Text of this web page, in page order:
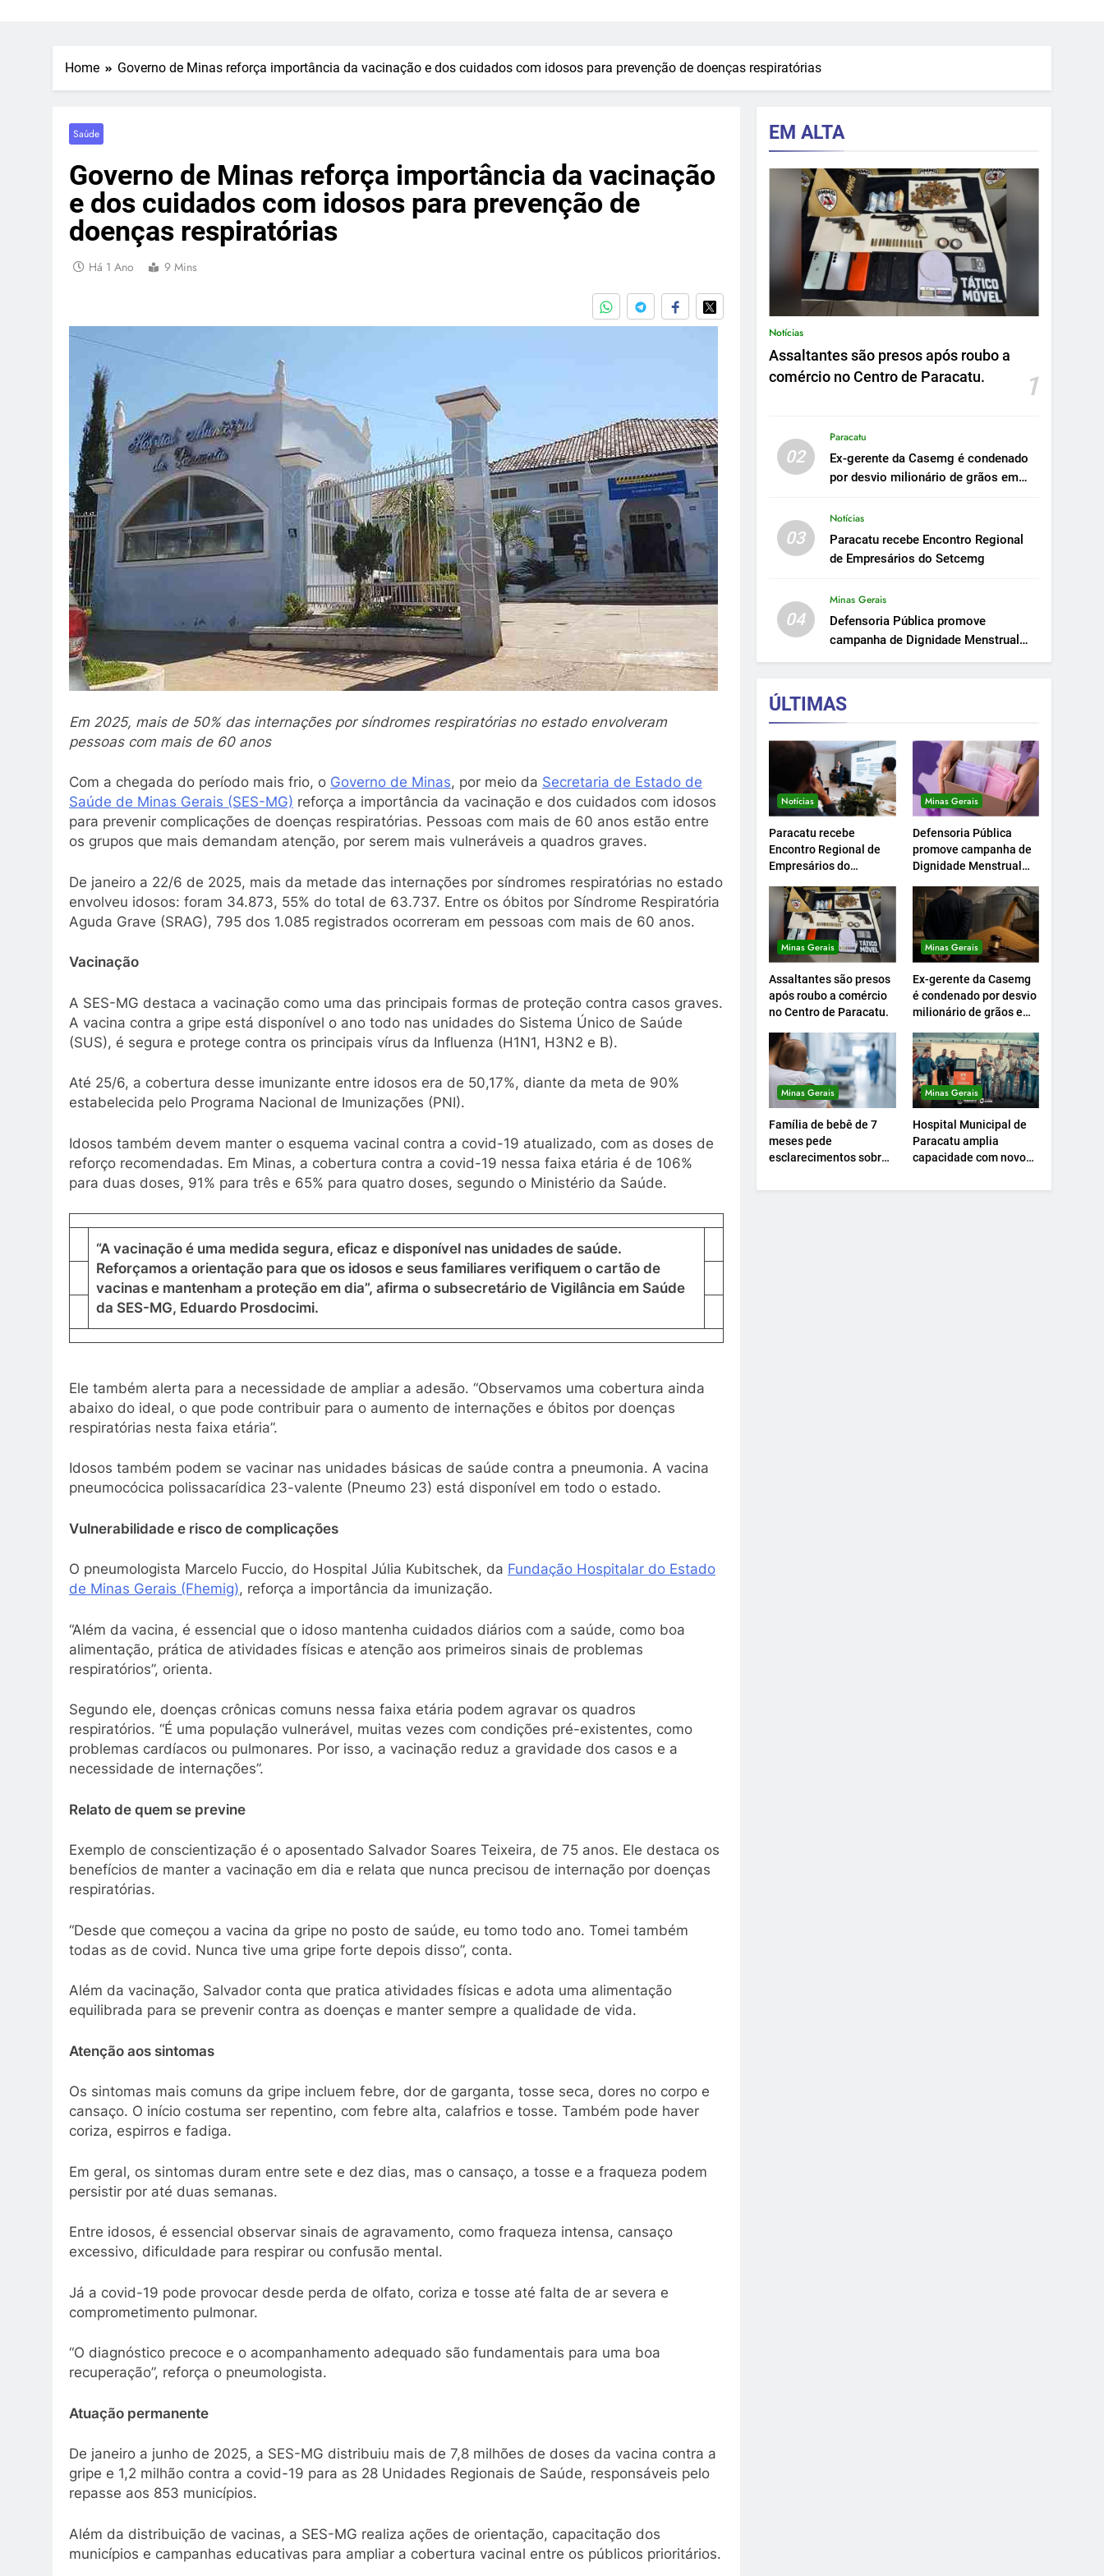
Home Governo de Minas reforça importância da vacinação e dos cuidados com idosos para prevenção de doenças respiratórias
Saúde
Governo de Minas reforça importância da vacinação
e dos cuidados com idosos para prevenção de
doenças respiratórias
Há 1 Ano 9 Mins
Em 2025, mais de 50% das internações por síndromes respiratórias no estado envolveram
pessoas com mais de 60 anos
Com a chegada do período mais frio, o Governo de Minas, por meio da Secretaria de Estado de
Saúde de Minas Gerais (SES-MG) reforça a importância da vacinação e dos cuidados com idosos
para prevenir complicações de doenças respiratórias. Pessoas com mais de 60 anos estão entre
os grupos que mais demandam atenção, por serem mais vulneráveis a quadros graves.
De janeiro a 22/6 de 2025, mais da metade das internações por síndromes respiratórias no estado
envolveu idosos: foram 34.873, 55% do total de 63.737. Entre os óbitos por Síndrome Respiratória
Aguda Grave (SRAG), 795 dos 1.085 registrados ocorreram em pessoas com mais de 60 anos.
Vacinação
A SES-MG destaca a vacinação como uma das principais formas de proteção contra casos graves.
A vacina contra a gripe está disponível o ano todo nas unidades do Sistema Único de Saúde
(SUS), é segura e protege contra os principais vírus da Influenza (H1N1, H3N2 e B).
Até 25/6, a cobertura desse imunizante entre idosos era de 50,17%, diante da meta de 90%
estabelecida pelo Programa Nacional de Imunizações (PNI).
Idosos também devem manter o esquema vacinal contra a covid-19 atualizado, com as doses de
reforço recomendadas. Em Minas, a cobertura contra a covid-19 nessa faixa etária é de 106%
para duas doses, 91% para três e 65% para quatro doses, segundo o Ministério da Saúde.
“A vacinação é uma medida segura, eficaz e disponível nas unidades de saúde.
Reforçamos a orientação para que os idosos e seus familiares verifiquem o cartão de
vacinas e mantenham a proteção em dia”, afirma o subsecretário de Vigilância em Saúde
da SES-MG, Eduardo Prosdocimi.
Ele também alerta para a necessidade de ampliar a adesão. “Observamos uma cobertura ainda
abaixo do ideal, o que pode contribuir para o aumento de internações e óbitos por doenças
respiratórias nesta faixa etária”.
Idosos também podem se vacinar nas unidades básicas de saúde contra a pneumonia. A vacina
pneumocócica polissacarídica 23-valente (Pneumo 23) está disponível em todo o estado.
Vulnerabilidade e risco de complicações
O pneumologista Marcelo Fuccio, do Hospital Júlia Kubitschek, da Fundação Hospitalar do Estado
de Minas Gerais (Fhemig), reforça a importância da imunização.
“Além da vacina, é essencial que o idoso mantenha cuidados diários com a saúde, como boa
alimentação, prática de atividades físicas e atenção aos primeiros sinais de problemas
respiratórios”, orienta.
Segundo ele, doenças crônicas comuns nessa faixa etária podem agravar os quadros
respiratórios. “É uma população vulnerável, muitas vezes com condições pré-existentes, como
problemas cardíacos ou pulmonares. Por isso, a vacinação reduz a gravidade dos casos e a
necessidade de internações”.
Relato de quem se previne
Exemplo de conscientização é o aposentado Salvador Soares Teixeira, de 75 anos. Ele destaca os
benefícios de manter a vacinação em dia e relata que nunca precisou de internação por doenças
respiratórias.
“Desde que começou a vacina da gripe no posto de saúde, eu tomo todo ano. Tomei também
todas as de covid. Nunca tive uma gripe forte depois disso”, conta.
Além da vacinação, Salvador conta que pratica atividades físicas e adota uma alimentação
equilibrada para se prevenir contra as doenças e manter sempre a qualidade de vida.
Atenção aos sintomas
Os sintomas mais comuns da gripe incluem febre, dor de garganta, tosse seca, dores no corpo e
cansaço. O início costuma ser repentino, com febre alta, calafrios e tosse. Também pode haver
coriza, espirros e fadiga.
Em geral, os sintomas duram entre sete e dez dias, mas o cansaço, a tosse e a fraqueza podem
persistir por até duas semanas.
Entre idosos, é essencial observar sinais de agravamento, como fraqueza intensa, cansaço
excessivo, dificuldade para respirar ou confusão mental.
Já a covid-19 pode provocar desde perda de olfato, coriza e tosse até falta de ar severa e
comprometimento pulmonar.
“O diagnóstico precoce e o acompanhamento adequado são fundamentais para uma boa
recuperação”, reforça o pneumologista.
Atuação permanente
De janeiro a junho de 2025, a SES-MG distribuiu mais de 7,8 milhões de doses da vacina contra a
gripe e 1,2 milhão contra a covid-19 para as 28 Unidades Regionais de Saúde, responsáveis pelo
repasse aos 853 municípios.
Além da distribuição de vacinas, a SES-MG realiza ações de orientação, capacitação dos
municípios e campanhas educativas para ampliar a cobertura vacinal entre os públicos prioritários.
EM ALTA
Notícias
Assaltantes são presos após roubo a
comércio no Centro de Paracatu.
1
02
Paracatu
Ex-gerente da Casemg é condenado
por desvio milionário de grãos em
03
Notícias
Paracatu recebe Encontro Regional
de Empresários do Setcemg
04
Minas Gerais
Defensoria Pública promove
campanha de Dignidade Menstrual
em Minas.
ÚLTIMAS
Notícias
Paracatu recebe
Encontro Regional de
Empresários do
Minas Gerais
Defensoria Pública
promove campanha de
Dignidade Menstrual
Minas Gerais
Assaltantes são presos
após roubo a comércio
no Centro de Paracatu.
Minas Gerais
Ex-gerente da Casemg
é condenado por desvio
milionário de grãos em
Minas Gerais
Família de bebê de 7
meses pede
esclarecimentos sobre
transferência
Minas Gerais
Hospital Municipal de
Paracatu amplia
capacidade com novo